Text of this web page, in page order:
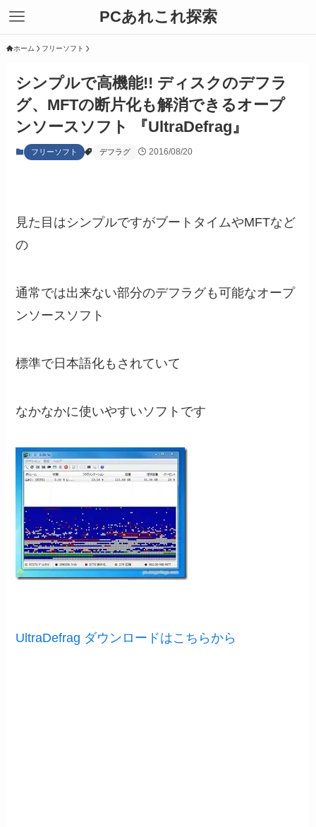
PCあれこれ探索
ホーム フリーソフト
シンプルで高機能!! ディスクのデフラ
グ、MFTの断片化も解消できるオープ
ンソースソフト 『UltraDefrag』
フリーソフト デフラグ 2016/08/20
見た目はシンプルですがブートタイムやMFTなど
の
通常では出来ない部分のデフラグも可能なオープ
ンソースソフト
標準で日本語化もされていて
なかなかに使いやすいソフトです
UltraDefrag ダウンロードはこちらから